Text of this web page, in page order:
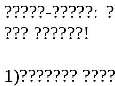
?????-?????:
??? ??????!
1)???????